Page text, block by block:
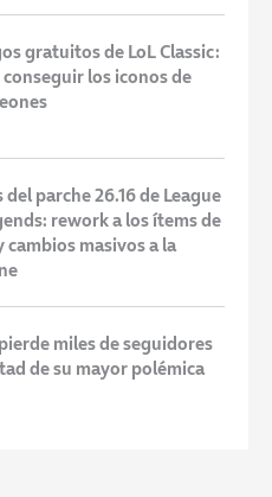
gratuitos de LoL Classic:
los iconos de
del parche 26.16 de League
rework a los ítems de
cambios masivos a la
miles de seguidores
de su mayor polémica